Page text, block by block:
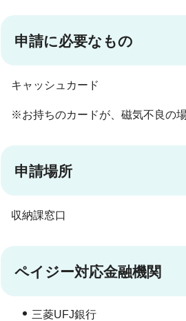
申請に必要なもの
キャッシュカード
※お持ちのカードが、磁気不良の
申請場所
収納課窓口
ペイジー対応金融機関
三菱UFJ銀行